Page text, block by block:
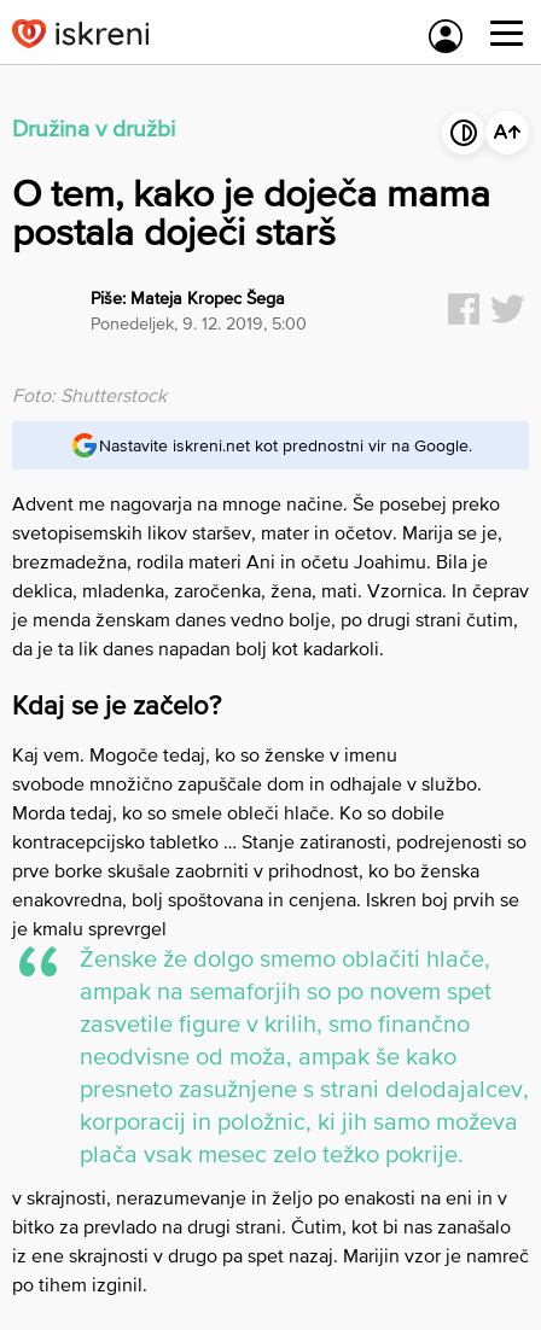
to
content
Družina v družbi
O tem, kako je doječa mama
postala doječi starš
Piše: Mateja Kropec Šega
ponedeljek, 9. 12. 2019, 5:00
Foto: Shutterstock
Nastavite iskreni.net kot prednostni vir na Google.
Advent me nagovarja na mnoge načine. Še posebej preko
svetopisemskih likov staršev, mater in očetov. Marija se je,
brezmadežna, rodila materi Ani in očetu Joahimu. Bila je
deklica, mladenka, zaročenka, žena, mati. Vzornica. In čeprav
je menda ženskam danes vedno bolje, po drugi strani čutim,
da je ta lik danes napadan bolj kot kadarkoli.
Kdaj se je začelo?
Kaj vem. Mogoče tedaj, ko so ženske v imenu
svobode množično zapuščale dom in odhajale v službo.
Morda tedaj, ko so smele obleči hlače. Ko so dobile
kontracepcijsko tabletko … Stanje zatiranosti, podrejenosti so
prve borke skušale zaobrniti v prihodnost, ko bo ženska
enakovredna, bolj spoštovana in cenjena. Iskren boj prvih se
je kmalu sprevrgel
Ženske že dolgo smemo oblačiti hlače,
ampak na semaforjih so po novem spet
zasvetile figure v krilih, smo finančno
neodvisne od moža, ampak še kako
presneto zasužnjene s strani delodajalcev,
korporacij in položnic, ki jih samo moževa
plača vsak mesec zelo težko pokrije.
v skrajnosti, nerazumevanje in željo po enakosti na eni in v
bitko za prevlado na drugi strani. Čutim, kot bi nas zanašalo
iz ene skrajnosti v drugo pa spet nazaj. Marijin vzor je namreč
po tihem izginil.